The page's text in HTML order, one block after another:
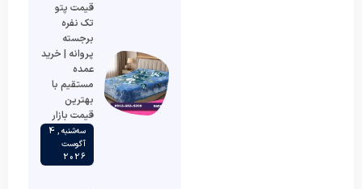
قیمت پتو
تک نفره
برجسته
پروانه | خرید
عمده
مستقیم با
بهترین
قیمت بازار
سه‌شنبه , 4
آگوست
2026